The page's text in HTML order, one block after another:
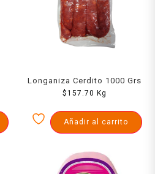
Longaniza Cerdito 1000 Grs
$157.70 Kg
Añadir al carrito